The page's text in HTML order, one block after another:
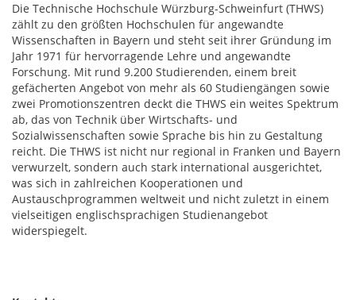
Die Technische Hochschule Würzburg-Schweinfurt (THWS)
zählt zu den größten Hochschulen für angewandte
Wissenschaften in Bayern und steht seit ihrer Gründung im
Jahr 1971 für hervorragende Lehre und angewandte
Forschung. Mit rund 9.200 Studierenden, einem breit
gefächerten Angebot von mehr als 60 Studiengängen sowie
zwei Promotionszentren deckt die THWS ein weites Spektrum
ab, das von Technik über Wirtschafts- und
Sozialwissenschaften sowie Sprache bis hin zu Gestaltung
reicht. Die THWS ist nicht nur regional in Franken und Bayern
verwurzelt, sondern auch stark international ausgerichtet,
was sich in zahlreichen Kooperationen und
Austauschprogrammen weltweit und nicht zuletzt in einem
vielseitigen englischsprachigen Studienangebot
widerspiegelt.